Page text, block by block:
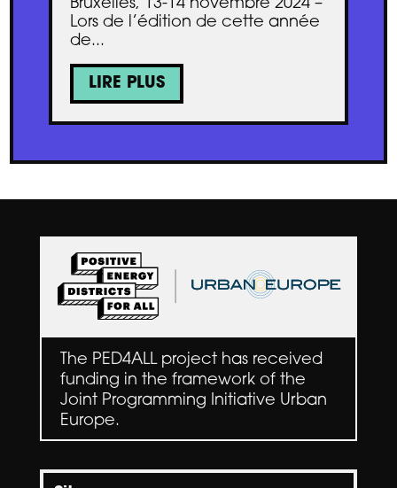
Bruxelles, 13-14 novembre 2024 –
Lors de l’édition de cette année
de...
LIRE PLUS
The PED4ALL project has received
funding in the framework of the
Joint Programming Initiative Urban
Europe.